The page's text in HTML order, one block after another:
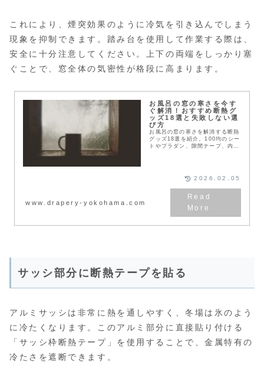
これにより、煙突効果のように冷気を引き込んでしまう
現象を抑制できます。踏み台を使用して作業する際は、
安全に十分注意してください。上下の両端をしっかり塞
ぐことで、窓全体の気密性が格段に高まります。
お風呂の窓の寒さを今す
ぐ解消！おすすめ断熱グ
ッズ18選と失敗しない選
び方
お風呂の窓の寒さを解消する断熱
グッズ18選を紹介。100均のシー
トやプラダン、隙間テープ、内窓
浴室を今すぐ快適に変えましょ
www.drapery-yokohama.com
2026.02.05
サッシ部分に断熱テープを貼る
アルミサッシは非常に熱を通しやすく、冬場は氷のよう
に冷たくなります。このアルミ部分に直接貼り付ける
「サッシ枠断熱テープ」を使用することで、金属特有の
冷たさを遮断できます。